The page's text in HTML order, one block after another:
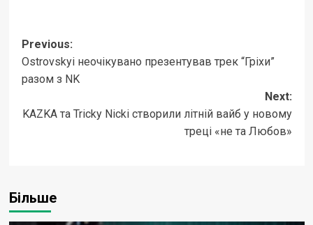
Post
navigation
Previous:
Ostrovskyi неочікувано презентував трек “Гріхи”
разом з NK
Next:
KAZKA та Tricky Nicki створили літній вайб у новому
треці «не та Любов»
Більше